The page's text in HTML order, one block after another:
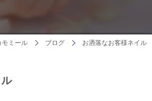
モミール ブログ お洒落なお客様ネイル